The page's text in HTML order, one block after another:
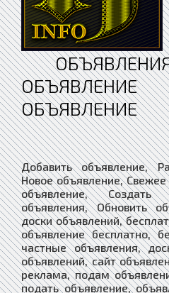
ОБЪЯВЛЕНИЕ
Добавить объявление,
Новое объявление,
объявление,
объявления, Обновить
доски объявлений,
объявление бесплатно,
частные объявления,
объявлений, сайт
реклама, подам
подать объявление,